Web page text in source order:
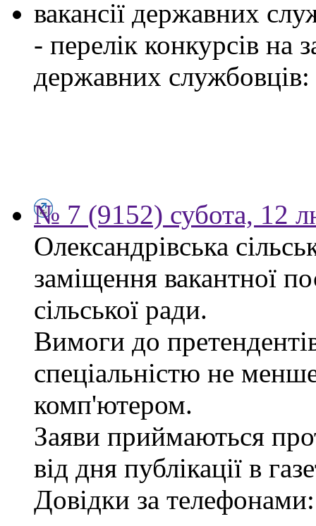
вакансії державних
- перелік конкурсів на
державних службовців:
№ 7 (9152) субота, 12
Олександрівська
заміщення вакантної
сільської ради.
Вимоги до
спеціальністю не
комп'ютером.
Заяви приймаються
від дня публікації в
Довідки за